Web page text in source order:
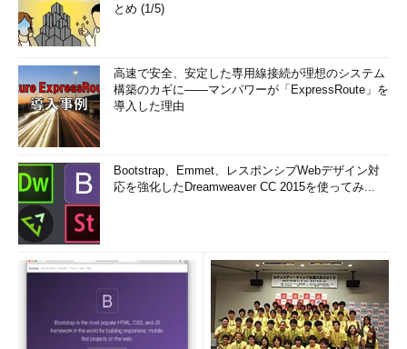
とめ (1/5)
高速で安全、安定した専用線接続が理想のシステム
構築のカギに――マンパワーが「ExpressRoute」を
導入した理由
Bootstrap、Emmet、レスポンシブWebデザイン対
応を強化したDreamweaver CC 2015を使ってみ...